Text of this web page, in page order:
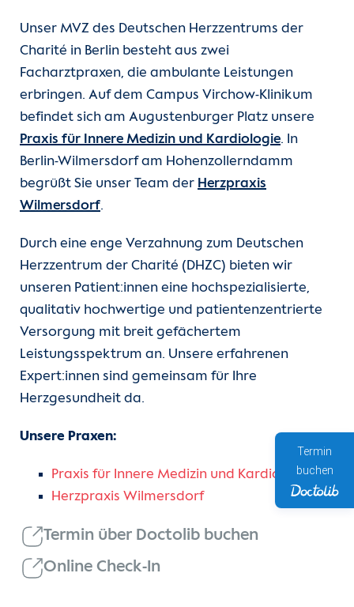
Unser MVZ des Deutschen Herzzentrums der
Charité in Berlin besteht aus zwei
Facharztpraxen, die ambulante Leistungen
erbringen. Auf dem Campus Virchow-Klinikum
befindet sich am Augustenburger Platz unsere
Praxis für Innere Medizin und Kardiologie. In
Berlin-Wilmersdorf am Hohenzollerndamm
begrüßt Sie unser Team der Herzpraxis
Wilmersdorf.
Durch eine enge Verzahnung zum Deutschen
Herzzentrum der Charité (DHZC) bieten wir
unseren Patient:innen eine hochspezialisierte,
qualitativ hochwertige und patientenzentrierte
Versorgung mit breit gefächertem
Leistungsspektrum an. Unsere erfahrenen
Expert:innen sind gemeinsam für Ihre
Herzgesundheit da.
Unsere Praxen:
Praxis für Innere Medizin und Kardiologie
Herzpraxis Wilmersdorf
Termin über Doctolib buchen
Online Check-In
Termin
buchen